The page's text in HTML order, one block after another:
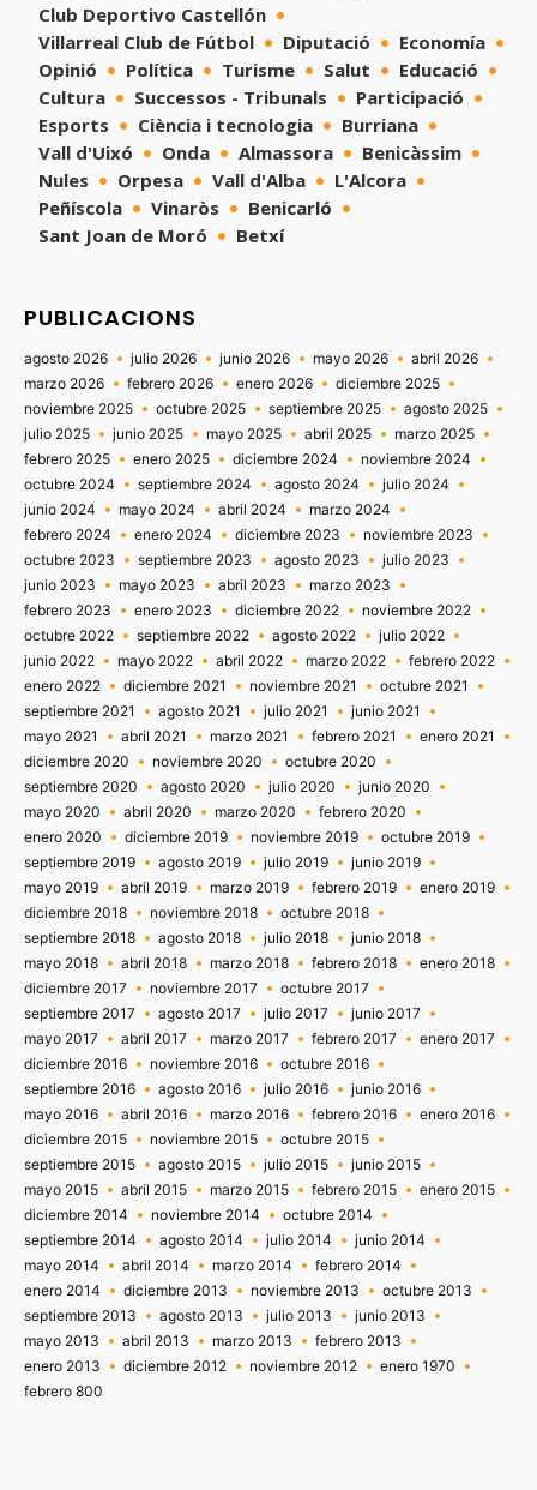
Club Deportivo Castellón
Villarreal Club de Fútbol
Diputació
Economía
Opinió
Política Turisme Salut
Educació
Cultura
Successos - Tribunals
Participació
Esports
Ciència i tecnologia
Burriana
Vall d'Uixó
Onda Almassora
Benicàssim
Nules
Orpesa Vall d'Alba
L'Alcora
Peñíscola
Vinaròs
Benicarló
Sant Joan de Moró
Betxí
PUBLICACIONS
agosto 2026 julio 2026 junio 2026 mayo 2026
abril 2026
marzo 2026
febrero 2026 enero 2026
diciembre 2025
noviembre 2025
octubre 2025 septiembre 2025
agosto 2025
julio 2025
junio 2025 mayo 2025 abril 2025
marzo 2025
febrero 2025
enero 2025 diciembre 2024
noviembre 2024
octubre 2024
septiembre 2024 agosto 2024
julio 2024
junio 2024
mayo 2024 abril 2024
marzo 2024
febrero 2024
enero 2024 diciembre 2023
noviembre 2023
octubre 2023
septiembre 2023 agosto 2023
julio 2023
junio 2023
mayo 2023 abril 2023
marzo 2023
febrero 2023
enero 2023 diciembre 2022
noviembre 2022
octubre 2022
septiembre 2022 agosto 2022
julio 2022
junio 2022
mayo 2022 abril 2022 marzo 2022
febrero 2022
enero 2022
diciembre 2021 noviembre 2021
octubre 2021
septiembre 2021
agosto 2021 julio 2021
junio 2021
mayo 2021
abril 2021 marzo 2021 febrero 2021
enero 2021
diciembre 2020
noviembre 2020
octubre 2020
septiembre 2020
agosto 2020 julio 2020
junio 2020
mayo 2020
abril 2020 marzo 2020
febrero 2020
enero 2020
diciembre 2019 noviembre 2019
octubre 2019
septiembre 2019
agosto 2019 julio 2019
junio 2019
mayo 2019
abril 2019 marzo 2019 febrero 2019
enero 2019
diciembre 2018
noviembre 2018
octubre 2018
septiembre 2018
agosto 2018 julio 2018
junio 2018
mayo 2018
abril 2018 marzo 2018 febrero 2018
enero 2018
diciembre 2017
noviembre 2017
octubre 2017
septiembre 2017
agosto 2017 julio 2017
junio 2017
mayo 2017
abril 2017 marzo 2017 febrero 2017
enero 2017
diciembre 2016
noviembre 2016
octubre 2016
septiembre 2016
agosto 2016 julio 2016
junio 2016
mayo 2016
abril 2016 marzo 2016 febrero 2016
enero 2016
diciembre 2015
noviembre 2015
octubre 2015
septiembre 2015
agosto 2015 julio 2015
junio 2015
mayo 2015
abril 2015 marzo 2015 febrero 2015
enero 2015
diciembre 2014
noviembre 2014
octubre 2014
septiembre 2014
agosto 2014 julio 2014
junio 2014
mayo 2014
abril 2014 marzo 2014
febrero 2014
enero 2014
diciembre 2013 noviembre 2013
octubre 2013
septiembre 2013
agosto 2013 julio 2013
junio 2013
mayo 2013
abril 2013 marzo 2013
febrero 2013
enero 2013
diciembre 2012 noviembre 2012
enero 1970
febrero 800